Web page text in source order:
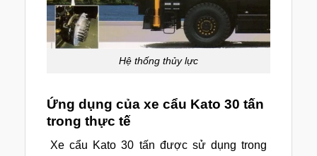
Hệ thống thủy lực
Ứng dụng của xe cẩu Kato 30 tấn
trong thực tế
Xe cẩu Kato 30 tấn được sử dụng trong